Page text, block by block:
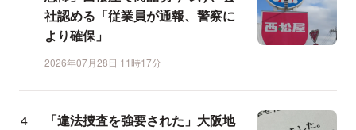
社認める「従業員が通報、警察に
より確保」
2026年07月28日 11時17分
「違法捜査を強要された」大阪地